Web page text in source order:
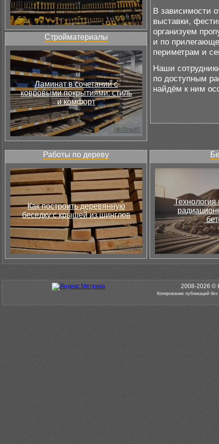
Стройматериалы
Ламинат в сочетании с
ковровыми покрытиями: стиль
и комфорт
В зависимости
выставки,
организуем
и по
периметрам и
Наши
по доступным
найдём к ним
Работы по дереву
Как построить деревянную
беседку с крышей из шинглов
Технология
2008-2026 ©
Копирование публикаций